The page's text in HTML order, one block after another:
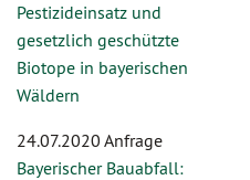
Pestizideinsatz und
gesetzlich geschützte
Biotope in bayerischen
Wäldern
24.07.2020 Anfrage
Bayerischer Bauabfall: